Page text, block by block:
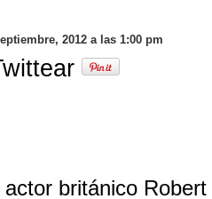
2012 a las 1:00 pm
británico